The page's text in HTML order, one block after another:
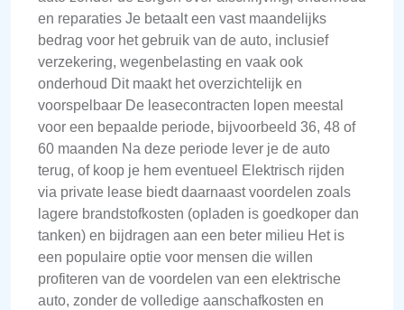
en reparaties Je betaalt een vast maandelijks
bedrag voor het gebruik van de auto, inclusief
verzekering, wegenbelasting en vaak ook
onderhoud Dit maakt het overzichtelijk en
voorspelbaar De leasecontracten lopen meestal
voor een bepaalde periode, bijvoorbeeld 36, 48 of
60 maanden Na deze periode lever je de auto
terug, of koop je hem eventueel Elektrisch rijden
via private lease biedt daarnaast voordelen zoals
lagere brandstofkosten (opladen is goedkoper dan
tanken) en bijdragen aan een beter milieu Het is
een populaire optie voor mensen die willen
profiteren van de voordelen van een elektrische
auto, zonder de volledige aanschafkosten en